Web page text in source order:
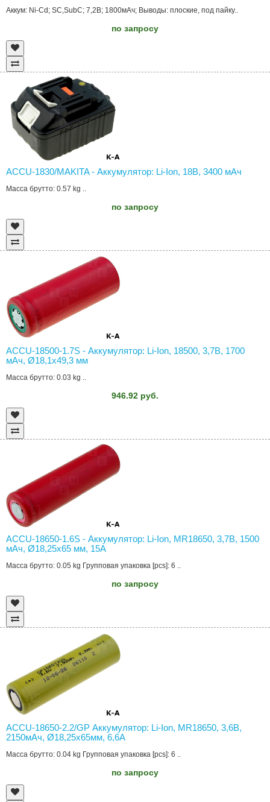
Аккум: Ni-Cd; SC,SubC; 7,2В; 1800мАч; Выводы: плоские, под пайку..
по запросу
ACCU-1830/MAKITA - Аккумулятор: Li-Ion, 18В, 3400 мAч
Масса брутто: 0.57 kg ..
по запросу
ACCU-18500-1.7S - Аккумулятор: Li-Ion, 18500, 3,7В, 1700
мAч, Ø18,1x49,3 мм
Масса брутто: 0.03 kg ..
946.92 руб.
ACCU-18650-1.6S - Аккумулятор: Li-Ion, MR18650, 3,7В, 1500
мAч, Ø18,25x65 мм, 15А
Масса брутто: 0.05 kg Групповая упаковка [pcs]: 6 ..
по запросу
ACCU-18650-2.2/GP Аккумулятор: Li-Ion, MR18650, 3,6В,
2150мAч, Ø18,25x65мм, 6,6А
Масса брутто: 0.04 kg Групповая упаковка [pcs]: 6 ..
по запросу